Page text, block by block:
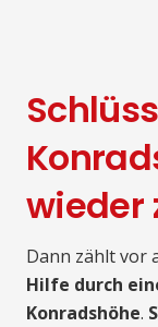
wieder
Dann zählt vor
Hilfe durch
Konradshöhe.